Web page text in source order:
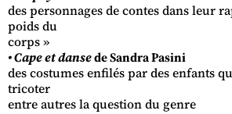
des personnages de contes dans leur
poids du
corps »
• Cape et dansede Sandra Pasini
des costumes enfilés par des enfants
tricoter
entre autres la question du genre